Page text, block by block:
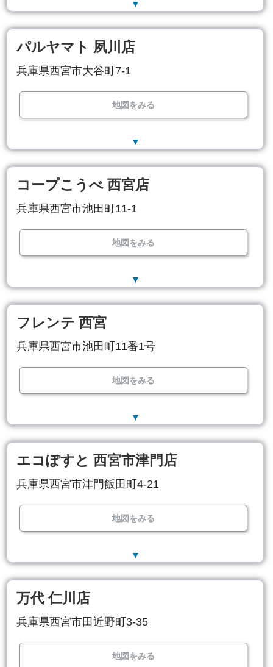
▼
パルヤマト 夙川店
兵庫県西宮市大谷町7-1
地図をみる
▼
コープこうべ 西宮店
兵庫県西宮市池田町11-1
地図をみる
▼
フレンテ 西宮
兵庫県西宮市池田町11番1号
地図をみる
▼
エコぽすと 西宮市津門店
兵庫県西宮市津門飯田町4-21
地図をみる
▼
万代 仁川店
兵庫県西宮市田近野町3-35
地図をみる